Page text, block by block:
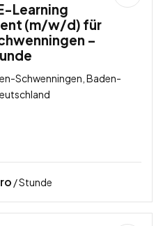
Learning
(m/w/d) für
–
Schwenningen, Baden-
/ Stunde